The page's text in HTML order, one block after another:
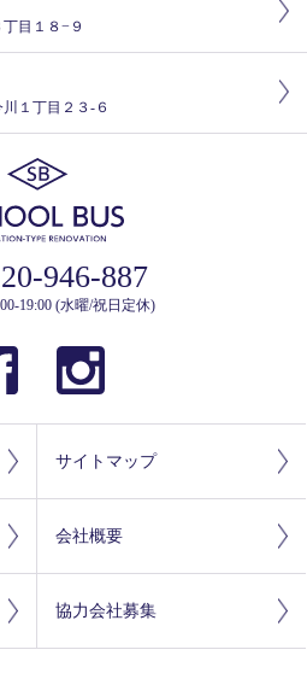
目１８−９
１丁目２３-６
946-887
19:00 (水曜/祝日定休)
サイトマップ
会社概要
協力会社募集